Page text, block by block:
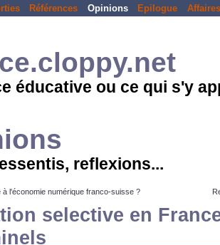
Références Opinions Epilogue Affaires
éducative ou ce qui s'y
reflexions...
l'économie numérique franco-suisse ?
selective en